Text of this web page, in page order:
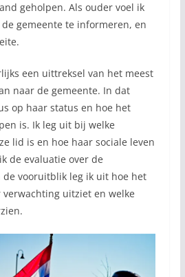
geholpen. Als ouder voel ik
gemeente te informeren, en
een uittreksel van het meest
naar de gemeente. In dat
op haar status en hoe het
is. Ik leg uit bij welke
lid is en hoe haar sociale leven
de evaluatie over de
vooruitblik leg ik uit hoe het
uitziet en welke